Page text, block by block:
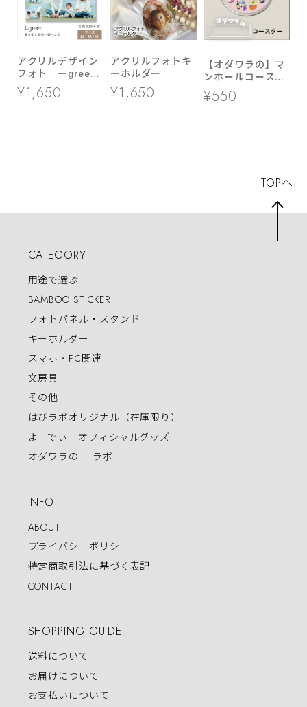
アクリルデザイン
フォト ーgreen
ー ▶ LL・A5・
A4サイズ
¥1,650
アクリルフォトキ
ーホルダー
¥1,650
【オダワラの】マ
ンホールコースタ
ー
¥550
CATEGORY
用途で選ぶ
BAMBOO STICKER
フォトパネル・スタンド
キーホルダー
スマホ・PC関連
文房具
その他
はぴラボオリジナル（在庫限り）
よーでぃーオフィシャルグッズ
オダワラの コラボ
INFO
ABOUT
プライバシーポリシー
特定商取引法に基づく表記
CONTACT
SHOPPING GUIDE
送料について
お届けについて
お支払いについて
TOPへ